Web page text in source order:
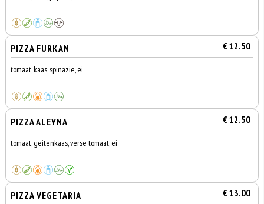
PIZZA FURKAN € 12.50
tomaat, kaas, spinazie, ei
PIZZA ALEYNA € 12.50
tomaat, geitenkaas, verse tomaat, ei
PIZZA VEGETARIA € 13.00